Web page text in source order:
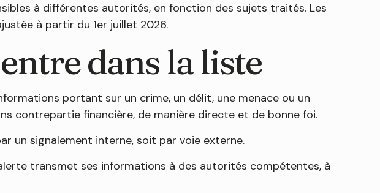
à différentes autorités, en fonction des sujets traités. Les
à partir du 1er juillet 2026.
dans la liste
portant sur un crime, un délit, une menace ou un
contrepartie financière, de manière directe et de bonne foi.
un signalement interne, soit par voie externe.
transmet ses informations à des autorités compétentes, à